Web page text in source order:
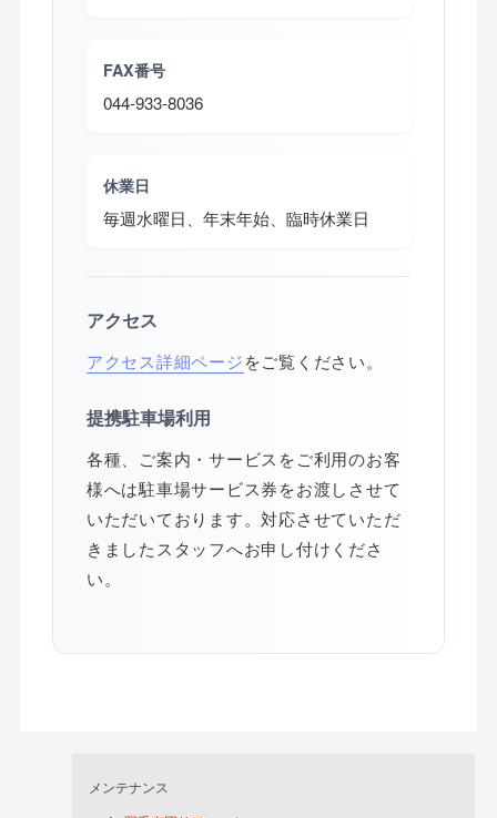
FAX番号
044-933-8036
休業日
毎週水曜日、年末年始、臨時休業日
アクセス
アクセス詳細ページをご覧ください。
提携駐車場利用
各種、ご案内・サービスをご利用のお客
様へは駐車場サービス券をお渡しさせて
いただいております。対応させていただ
きましたスタッフへお申し付けくださ
い。
メンテナンス